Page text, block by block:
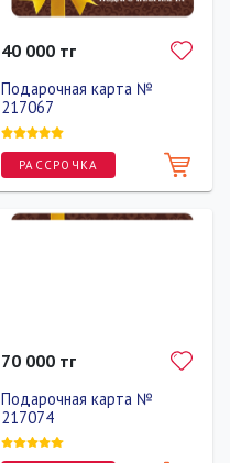
40 000 тг
Подарочная карта №
217067
РАССРОЧКА
70 000 тг
Подарочная карта №
217074